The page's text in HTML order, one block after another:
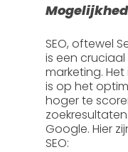
SEO, oftewel
is een
marketing.
is op het
hoger te
Google. Hier
SEO: